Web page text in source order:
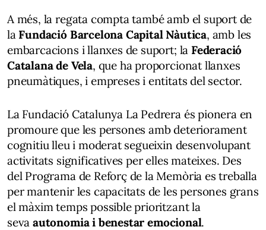
A més, la regata compta també amb el suport de
la Fundació Barcelona Capital Nàutica, amb les
embarcacions i llanxes de suport; la Federació
Catalana de Vela, que ha proporcionat llanxes
pneumàtiques, i empreses i entitats del sector.
La Fundació Catalunya La Pedrera és pionera en
promoure que les persones amb deteriorament
cognitiu lleu i moderat segueixin desenvolupant
activitats significatives per elles mateixes. Des
del Programa de Reforç de la Memòria es treballa
per mantenir les capacitats de les persones grans
el màxim temps possible prioritzant la
sevaautonomia i benestar emocional.